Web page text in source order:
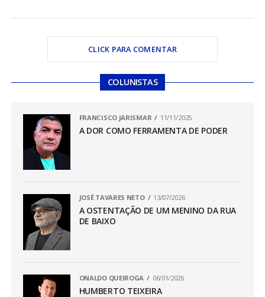
CLICK PARA COMENTAR
COLUNISTAS
FRANCISCO JARISMAR 11/11/2025
A DOR COMO FERRAMENTA DE PODER
JOSÉ TAVARES NETO 13/07/2026
A OSTENTAÇÃO DE UM MENINO DA RUA
DE BAIXO
ONALDO QUEIROGA 06/01/2026
HUMBERTO TEIXEIRA